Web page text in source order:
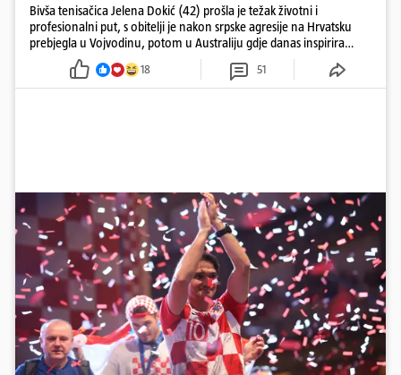
Bivša tenisačica Jelena Dokić (42) prošla je težak životni i
profesionalni put, s obitelji je nakon srpske agresije na Hrvatsku
prebjegla u Vojvodinu, potom u Australiju gdje danas inspirira
18 51